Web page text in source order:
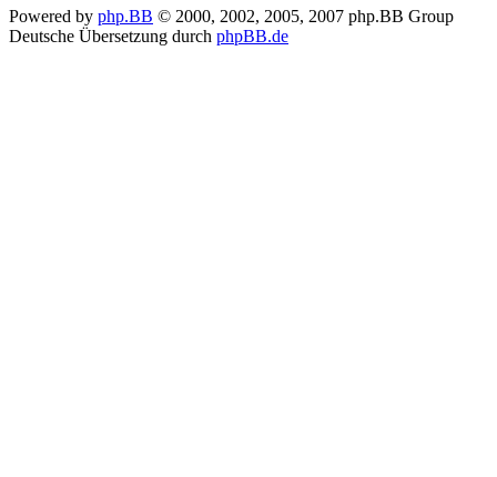
Powered by php.BB © 2000, 2002, 2005, 2007 php.BB Group
Deutsche Übersetzung durch phpBB.de